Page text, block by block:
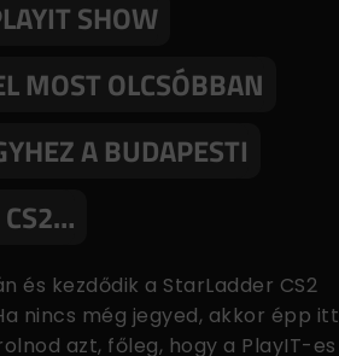
SHOW
MOST OLCSÓBBAN
A BUDAPESTI
CS2…
és kezdődik a StarLadder CS2
nincs még jegyed, akkor épp itt
azt, főleg, hogy a PlayIT-es